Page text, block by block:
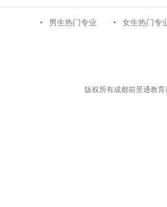
• 男生热门专业 • 女生热门专
版权所有成都前景通教